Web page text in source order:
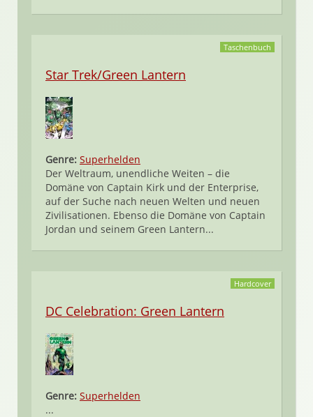
Taschenbuch
Star Trek/Green Lantern
Genre: Superhelden
Der Weltraum, unendliche Weiten – die
Domäne von Captain Kirk und der Enterprise,
auf der Suche nach neuen Welten und neuen
Zivilisationen. Ebenso die Domäne von Captain
Jordan und seinem Green Lantern...
Hardcover
DC Celebration: Green Lantern
Genre: Superhelden
...